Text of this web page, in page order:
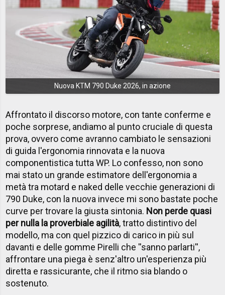
Nuova KTM 790 Duke 2026, in azione
Affrontato il discorso motore, con tante conferme e
poche sorprese, andiamo al punto cruciale di questa
prova, ovvero come avranno cambiato le sensazioni
di guida l'ergonomia rinnovata e la nuova
componentistica tutta WP. Lo confesso, non sono
mai stato un grande estimatore dell'ergonomia a
metà tra motard e naked delle vecchie generazioni di
790 Duke, con la nuova invece mi sono bastate poche
curve per trovare la giusta sintonia. Non perde quasi
per nulla la proverbiale agilità, tratto distintivo del
modello, ma con quel pizzico di carico in più sul
davanti e delle gomme Pirelli che ''sanno parlarti'',
affrontare una piega è senz'altro un'esperienza più
diretta e rassicurante, che il ritmo sia blando o
sostenuto.